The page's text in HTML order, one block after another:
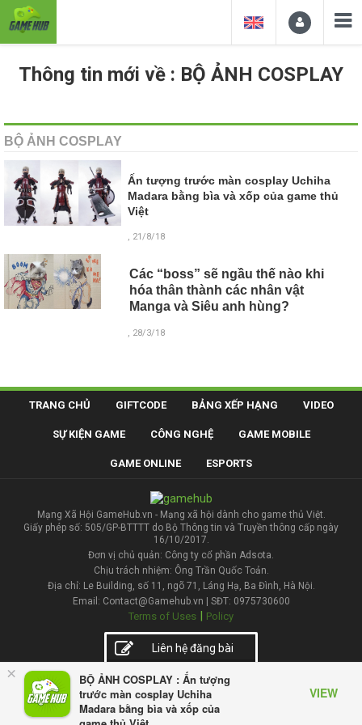
×
BỘ ẢNH COSPLAY : Ấn tượng
trước màn cosplay Uchiha
Madara bằng bìa và xốp của
VIEW
Thông tin mới về : BỘ ẢNH COSPLAY
BỘ ẢNH COSPLAY
Ấn tượng trước màn cosplay Uchiha
Madara bằng bìa và xốp của game thủ
Việt
, 21/8/18
Các “boss” sẽ ngầu thế nào khi
hóa thân thành các nhân vật
Manga và Siêu anh hùng?
, 28/3/18
TRANG CHỦ GIFTCODE BẢNG XẾP HẠNG VIDEO
SỰ KIỆN GAME CÔNG NGHỆ GAME MOBILE
GAME ONLINE ESPORTS
Mạng Xã Hội GameHub.vn - Mạng xã hội dành cho game thủ Việt.
Giấy phép số: 505/GP-BTTTT do Bộ Thông tin và Truyền thông cấp ngày
16/10/2017.
Đơn vị chủ quản: Công ty cổ phần Adsota.
Chịu trách nhiệm: Ông Trần Quốc Toản.
Địa chỉ: Le Building, số 11, ngõ 71, Láng Hạ, Ba Đình, Hà Nội.
Email: Contact@Gamehub.vn | SĐT: 0975730600
Terms of Uses | Policy
Liên hệ đăng bài